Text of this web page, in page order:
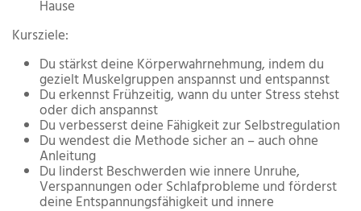
Hause
Kursziele:
Du stärkst deine Körperwahrnehmung, indem du
gezielt Muskelgruppen anspannst und entspannst
Du erkennst Frühzeitig, wann du unter Stress stehst
oder dich anspannst
Du verbesserst deine Fähigkeit zur Selbstregulation
Du wendest die Methode sicher an – auch ohne
Anleitung
Du linderst Beschwerden wie innere Unruhe,
Verspannungen oder Schlafprobleme und förderst
deine Entspannungsfähigkeit und innere